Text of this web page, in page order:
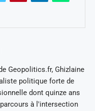
Geopolitics.fr, Ghizlaine
politique forte de
dont quinze ans
à l'intersection